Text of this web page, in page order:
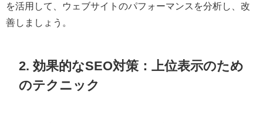
を活用して、ウェブサイトのパフォーマンスを分析し、改
善しましょう。
2. 効果的なSEO対策：上位表示のため
のテクニック